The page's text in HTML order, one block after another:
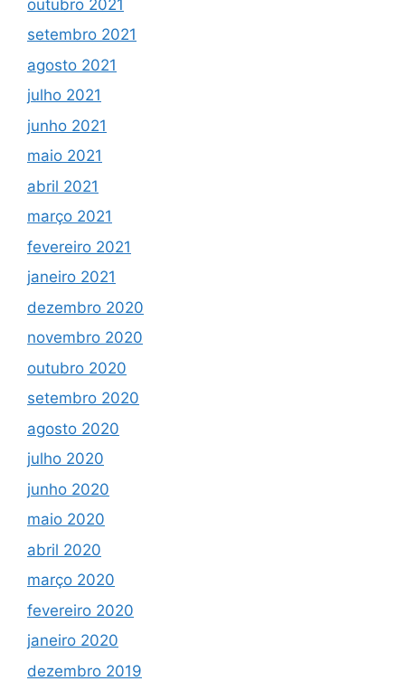
outubro 2021
setembro 2021
agosto 2021
julho 2021
junho 2021
maio 2021
abril 2021
março 2021
fevereiro 2021
janeiro 2021
dezembro 2020
novembro 2020
outubro 2020
setembro 2020
agosto 2020
julho 2020
junho 2020
maio 2020
abril 2020
março 2020
fevereiro 2020
janeiro 2020
dezembro 2019